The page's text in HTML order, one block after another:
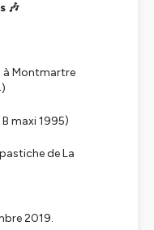
🎶
à Montmartre
maxi 1995)
de La
2019.